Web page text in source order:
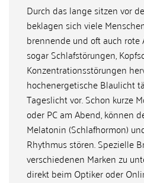
Durch das lange sitzen vor
beklagen sich viele
brennende und oft auch rote
sogar Schlafstörungen,
Konzentrationsstörungen
hochenergetische Blaulicht
Tageslicht vor. Schon kurze
oder PC am Abend, können
Melatonin (Schlafhormon)
Rhythmus stören. Spezielle
verschiedenen Marken zu
direkt beim Optiker oder